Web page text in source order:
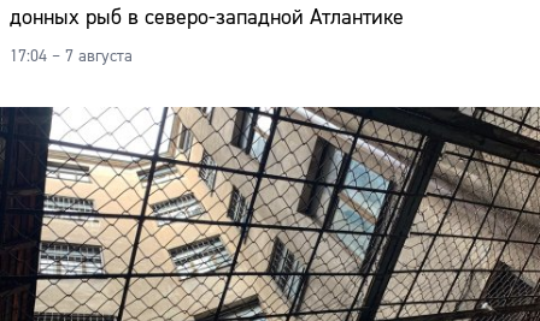
донных рыб в северо-западной Атлантике
17:04 – 7 августа